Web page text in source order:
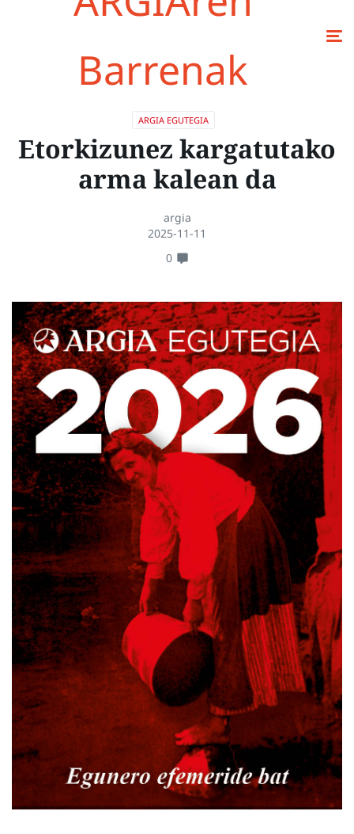
Barrenak
ARGIA EGUTEGIA
Etorkizunez kargatutako
arma kalean da
argia
2025-11-11
0